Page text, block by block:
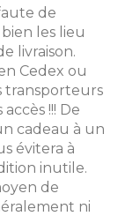
de
les lieu
livraison.
Cedex ou
transporteurs
!!! De
cadeau à un
évitera à
inutile.
de
ni